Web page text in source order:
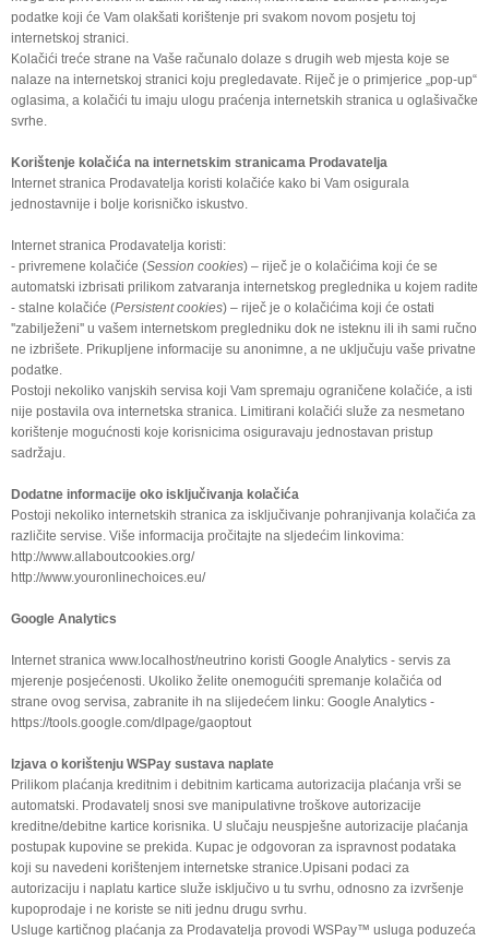
podatke koji će Vam olakšati korištenje pri svakom novom posjetu toj
internetskoj stranici.
Kolačići treće strane na Vaše računalo dolaze s drugih web mjesta koje se
nalaze na internetskoj stranici koju pregledavate. Riječ je o primjerice „pop-up“
oglasima, a kolačići tu imaju ulogu praćenja internetskih stranica u oglašivačke
svrhe.
Korištenje kolačića na internetskim stranicama Prodavatelja
Internet stranica Prodavatelja koristi kolačiće kako bi Vam osigurala
jednostavnije i bolje korisničko iskustvo.
Internet stranica Prodavatelja koristi:
- privremene kolačiće (Session cookies) – riječ je o kolačićima koji će se
automatski izbrisati prilikom zatvaranja internetskog preglednika u kojem radite
- stalne kolačiće (Persistent cookies) – riječ je o kolačićima koji će ostati
''zabilježeni'' u vašem internetskom pregledniku dok ne isteknu ili ih sami ručno
ne izbrišete. Prikupljene informacije su anonimne, a ne uključuju vaše privatne
podatke.
Postoji nekoliko vanjskih servisa koji Vam spremaju ograničene kolačiće, a isti
nije postavila ova internetska stranica. Limitirani kolačići služe za nesmetano
korištenje mogućnosti koje korisnicima osiguravaju jednostavan pristup
sadržaju.
Dodatne informacije oko isključivanja kolačića
Postoji nekoliko internetskih stranica za isključivanje pohranjivanja kolačića za
različite servise. Više informacija pročitajte na sljedećim linkovima:
http://www.allaboutcookies.org/
http://www.youronlinechoices.eu/
Google Analytics
Internet stranica www.localhost/neutrino koristi Google Analytics - servis za
mjerenje posjećenosti. Ukoliko želite onemogućiti spremanje kolačića od
strane ovog servisa, zabranite ih na slijedećem linku: Google Analytics -
https://tools.google.com/dlpage/gaoptout
Izjava o korištenju WSPay sustava naplate
Prilikom plaćanja kreditnim i debitnim karticama autorizacija plaćanja vrši se
automatski. Prodavatelj snosi sve manipulativne troškove autorizacije
kreditne/debitne kartice korisnika. U slučaju neuspješne autorizacije plaćanja
postupak kupovine se prekida. Kupac je odgovoran za ispravnost podataka
koji su navedeni korištenjem internetske stranice.Upisani podaci za
autorizaciju i naplatu kartice služe isključivo u tu svrhu, odnosno za izvršenje
kupoprodaje i ne koriste se niti jednu drugu svrhu.
Usluge kartičnog plaćanja za Prodavatelja provodi WSPay™ usluga poduzeća